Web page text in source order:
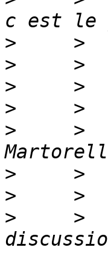
>
>
>
>
>
>
>
>
>
>